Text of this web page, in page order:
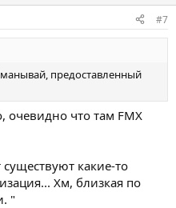
#7
предоставленный
что там FMX
какие-то
Хм, близкая по
"